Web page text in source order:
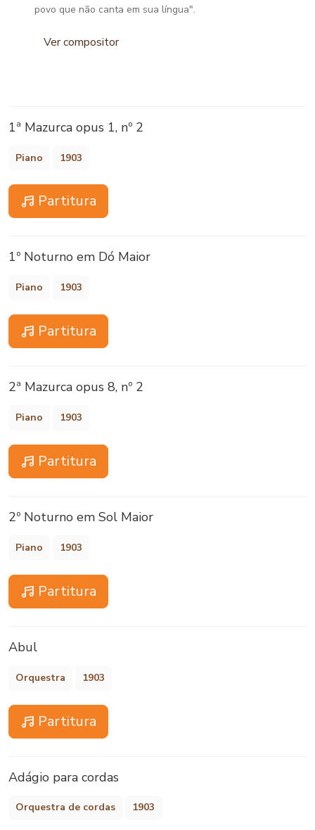
povo que não canta em sua língua".
Ver compositor
1ª Mazurca opus 1, nº 2
Piano 1903
Partitura
1º Noturno em Dó Maior
Piano 1903
Partitura
2ª Mazurca opus 8, nº 2
Piano 1903
Partitura
2º Noturno em Sol Maior
Piano 1903
Partitura
Abul
Orquestra 1903
Partitura
Adágio para cordas
Orquestra de cordas 1903